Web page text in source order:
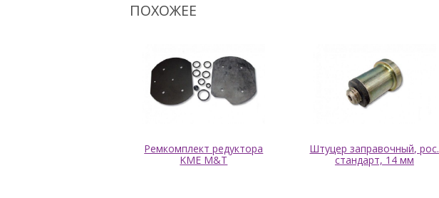
ПОХОЖЕЕ
Ремкомплект редуктора
KME M&T
Штуцер заправочный, рос.
стандарт, 14 мм